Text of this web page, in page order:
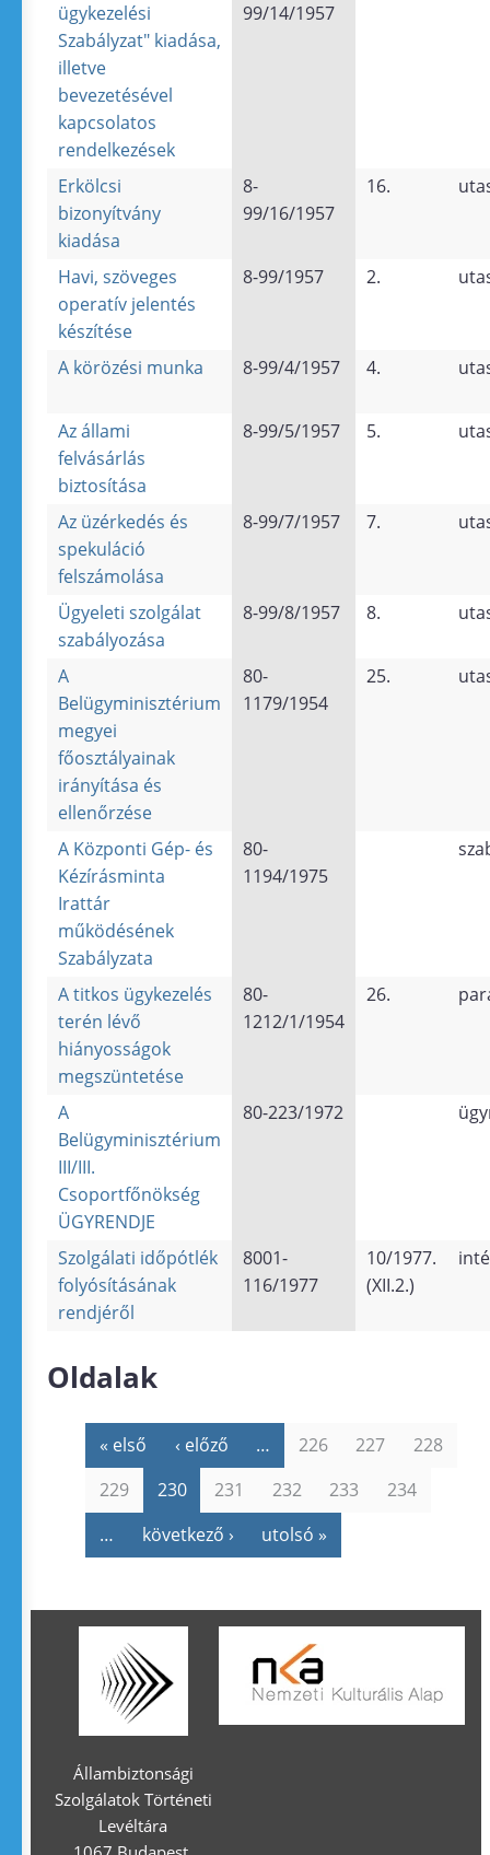
ügykezelési
Szabályzat" kiadása,
illetve
bevezetésével
kapcsolatos
rendelkezések
99/14/1957
Erkölcsi
bizonyítvány
kiadása
8-
99/16/1957
16.
Havi, szöveges
operatív jelentés
készítése
8-99/1957 2.
A körözési munka 8-99/4/1957 4.
Az állami
felvásárlás
biztosítása
8-99/5/1957 5.
Az üzérkedés és
spekuláció
felszámolása
8-99/7/1957 7.
Ügyeleti szolgálat
szabályozása
8-99/8/1957 8.
A
Belügyminisztérium
megyei
főosztályainak
irányítása és
ellenőrzése
80-
1179/1954
25.
A Központi Gép- és
Kézírásminta
Irattár
működésének
Szabályzata
80-
1194/1975
A titkos ügykezelés
terén lévő
hiányosságok
megszüntetése
80-
1212/1/1954
26.
A
Belügyminisztérium
III/III.
Csoportfőnökség
ÜGYRENDJE
80-223/1972
Szolgálati időpótlék
folyósításának
rendjéről
8001-
116/1977
10/1977.
(XII.2.)
Oldalak
« első ‹ előző … 226 227
228
229
230 231 232 233
234
…
következő › utolsó »
Állambiztonsági
Szolgálatok Történeti
Levéltára